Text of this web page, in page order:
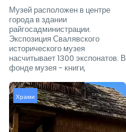
Музей расположен в центре
города в здании
райгосадминистрации.
Экспозиция Свалявского
исторического музея
насчитывает 1300 экспонатов. В
фонде музея - книги,
Храми